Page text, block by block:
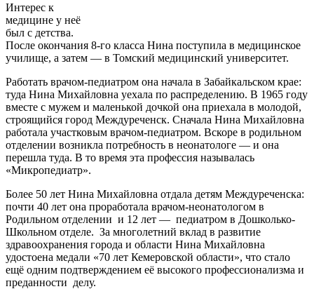
Интерес к
медицине у неё
был с детства.
После окончания 8‑го класса Нина поступила в медицинское
училище, а затем — в Томский медицинский университет.
Работать врачом‑педиатром она начала в Забайкальском крае:
туда Нина Михайловна уехала по распределению. В 1965 году
вместе с мужем и маленькой дочкой она приехала в молодой,
строящийся город Междуреченск. Сначала Нина Михайловна
работала участковым врачом‑педиатром. Вскоре в родильном
отделении возникла потребность в неонатологе — и она
перешла туда. В то время эта профессия называлась
«Микропедиатр».
Более 50 лет Нина Михайловна отдала детям Междуреченска:
почти 40 лет она проработала врачом‑неонатологом в
Родильном отделении и 12 лет — педиатром в Дошколько-
Школьном отделе. За многолетний вклад в развитие
здравоохранения города и области Нина Михайловна
удостоена медали «70 лет Кемеровской области», что стало
ещё одним подтверждением её высокого профессионализма и
преданности делу.